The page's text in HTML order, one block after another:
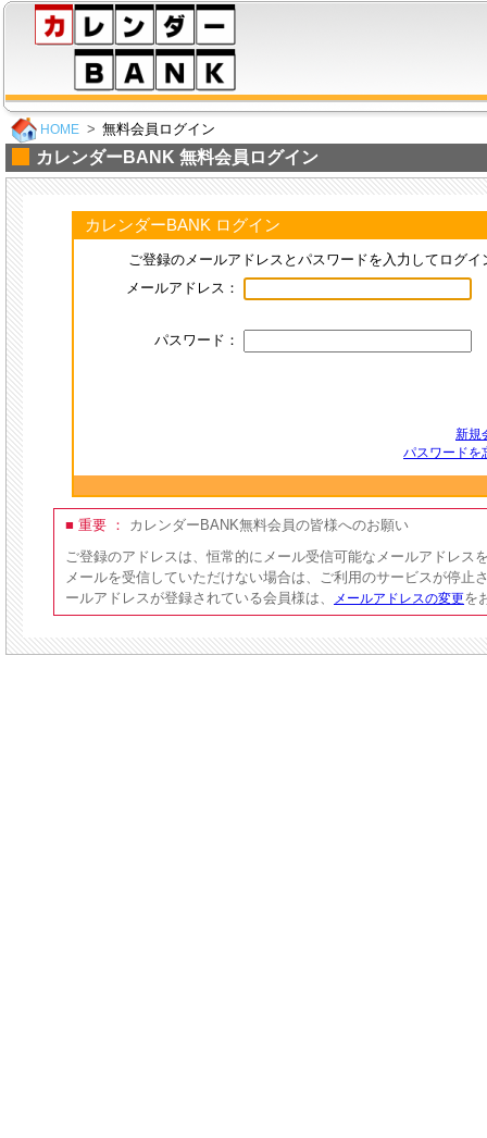
HOME 無料会員ログイン
カレンダーBANK 無料会員ログイン
カレンダーBANK ログイン
ご登録のメールアドレスとパスワードを入力してログイ
メールアドレス：
パスワード：
新規
パスワードを
■ 重要 ：
カレンダーBANK無料会員の皆様へのお願い
ご登録のアドレスは、恒常的にメール受信可能なメールアドレス
メールを受信していただけない場合は、ご利用のサービスが停止
ールアドレスが登録されている会員様は、
メールアドレスの変更を